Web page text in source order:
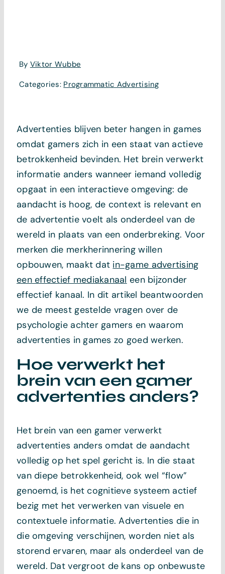
By Viktor Wubbe
Categories: Programmatic Advertising
Advertenties blijven beter hangen in games
omdat gamers zich in een staat van actieve
betrokkenheid bevinden. Het brein verwerkt
informatie anders wanneer iemand volledig
opgaat in een interactieve omgeving: de
aandacht is hoog, de context is relevant en
de advertentie voelt als onderdeel van de
wereld in plaats van een onderbreking. Voor
merken die merkherinnering willen
opbouwen, maakt dat in-game advertising
een effectief mediakanaal een bijzonder
effectief kanaal. In dit artikel beantwoorden
we de meest gestelde vragen over de
psychologie achter gamers en waarom
advertenties in games zo goed werken.
Hoe verwerkt het
brein van een gamer
advertenties anders?
Het brein van een gamer verwerkt
advertenties anders omdat de aandacht
volledig op het spel gericht is. In die staat
van diepe betrokkenheid, ook wel “flow”
genoemd, is het cognitieve systeem actief
bezig met het verwerken van visuele en
contextuele informatie. Advertenties die in
die omgeving verschijnen, worden niet als
storend ervaren, maar als onderdeel van de
wereld. Dat vergroot de kans op onbewuste